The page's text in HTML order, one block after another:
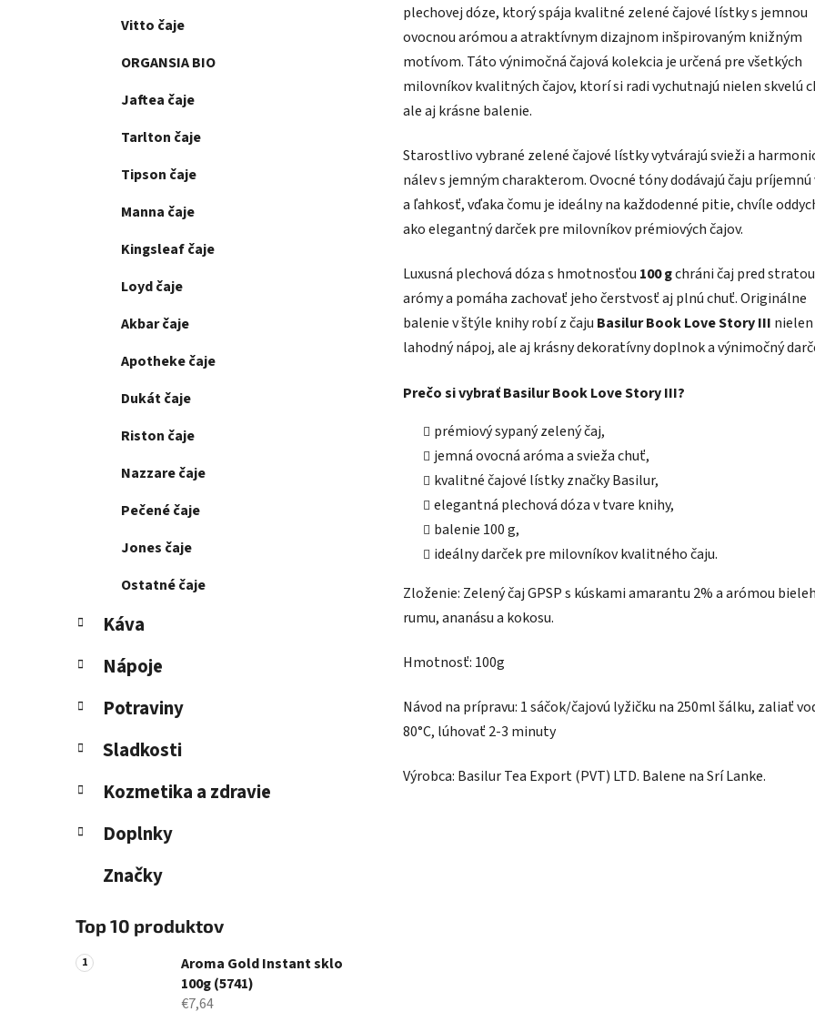
Vitto čaje
ORGANSIA BIO
Jaftea čaje
Tarlton čaje
Tipson čaje
Manna čaje
Kingsleaf čaje
Loyd čaje
Akbar čaje
Apotheke čaje
Dukát čaje
Riston čaje
Nazzare čaje
Pečené čaje
Jones čaje
Ostatné čaje
Káva
Nápoje
Potraviny
Sladkosti
Kozmetika a zdravie
Doplnky
Značky
Top 10 produktov
Aroma Gold Instant sklo
100g (5741)
€7,64
plechovej dóze, ktorý spája kvalitné zelené čajové lístky s jemnou
ovocnou arómou a atraktívnym dizajnom inšpirovaným knižným
motívom. Táto výnimočná čajová kolekcia je určená pre všetkých
milovníkov kvalitných čajov, ktorí si radi vychutnajú nielen skvelú
ale aj krásne balenie.
Starostlivo vybrané zelené čajové lístky vytvárajú svieži a
nálev s jemným charakterom. Ovocné tóny dodávajú čaju príjemnú
a ľahkosť, vďaka čomu je ideálny na každodenné pitie, chvíle
ako elegantný darček pre milovníkov prémiových čajov.
Luxusná plechová dóza s hmotnosťou 100 gchráni čaj pred stratou
arómy a pomáha zachovať jeho čerstvosť aj plnú chuť. Originálne
balenie v štýle knihy robí z čaju Basilur Book Love Story III nielen
lahodný nápoj, ale aj krásny dekoratívny doplnok a výnimočný
Prečo si vybrať Basilur Book Love Story III?
prémiový sypaný zelený čaj,
jemná ovocná aróma a svieža chuť,
kvalitné čajové lístky značky Basilur,
elegantná plechová dóza v tvare knihy,
balenie 100 g,
ideálny darček pre milovníkov kvalitného čaju.
Zloženie: Zelený čaj GPSP s kúskami amarantu 2% a arómou
rumu, ananásu a kokosu.
Hmotnosť: 100g
Návod na prípravu: 1 sáčok/čajovú lyžičku na 250ml šálku, zaliať
80°C, lúhovať 2-3 minuty
Výrobca: Basilur Tea Export (PVT) LTD. Balene na Srí Lanke.